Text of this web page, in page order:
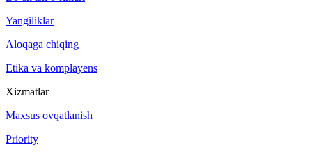
Yangiliklar
Aloqaga chiqing
Etika va komplayens
Xizmatlar
Maxsus ovqatlanish
Priority